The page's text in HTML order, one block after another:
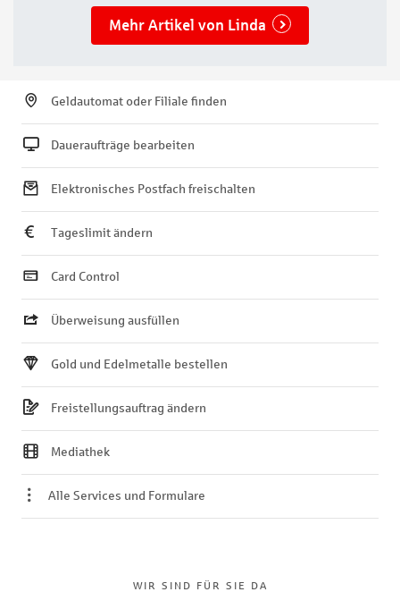
Mehr Artikel von Linda
WIR SIND FÜR SIE DA
Geldautomat oder Filiale finden
Daueraufträge bearbeiten
Elektronisches Postfach freischalten
Tageslimit ändern
Card Control
Überweisung ausfüllen
Gold und Edelmetalle bestellen
Freistellungsauftrag ändern
Mediathek
Alle Services und Formulare